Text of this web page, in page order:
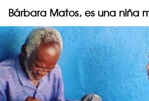
Bárbara Matos, es una niña